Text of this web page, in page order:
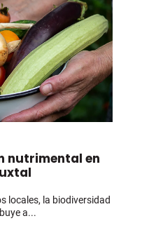
nutrimental en
locales, la biodiversidad
a...